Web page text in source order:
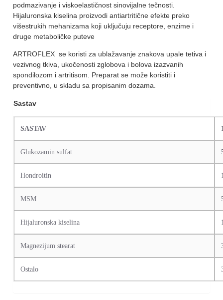
podmazivanje i viskoelastičnost sinovijalne tečnosti.
Hijaluronska kiselina proizvodi antiartritične efekte preko
višestrukih mehanizama koji uključuju receptore, enzime i
druge metaboličke puteve
ARTROFLEX se koristi za ublažavanje znakova upale tetiva i
vezivnog tkiva, ukočenosti zglobova i bolova izazvanih
spondilozom i artritisom. Preparat se može koristiti i
preventivno, u skladu sa propisanim dozama.
Sastav
SASTAV
Glukozamin sulfat
Hondroitin
MSM
Hijaluronska kiselina
Magnezijum stearat
Ostalo